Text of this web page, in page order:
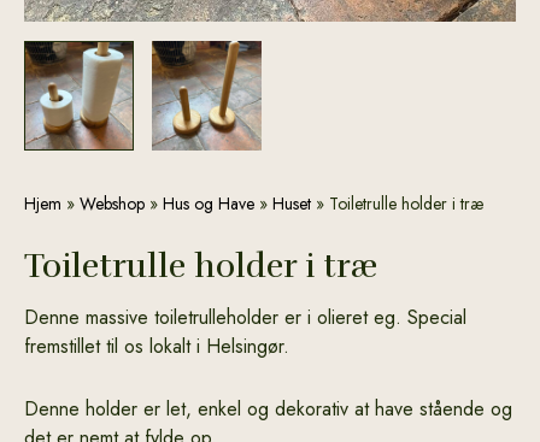
Hjem » Webshop » Hus og Have » Huset » Toiletrulle holder i træ
Toiletrulle holder i træ
Denne massive toiletrulleholder er i olieret eg. Special
fremstillet til os lokalt i Helsingør.
Denne holder er let, enkel og dekorativ at have stående og
Toiletrulle
i
antal